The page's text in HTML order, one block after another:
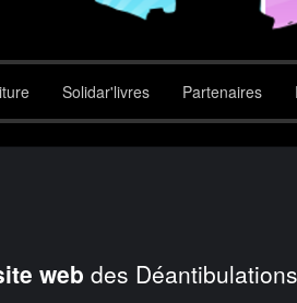
Solidar'livres Partenaires
web des